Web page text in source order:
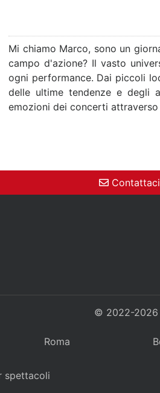
Mi chiamo Marco, sono un
campo d'azione? Il vasto
ogni performance. Dai piccoli
delle ultime tendenze e degli
emozioni dei concerti
Contattaci
© 2022-2026
Roma
spettacoli